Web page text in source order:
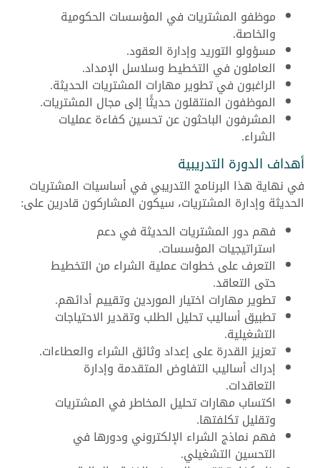
موظفو المشتريات في المؤسسات الحكومية
والخاصة.
مسؤولو التوريد وإدارة العقود.
العاملون في التخطيط وسلاسل الإمداد.
الراغبون في تطوير مهارات المشتريات الحديثة.
الموظفون المنتقلون حديثًا إلى مجال المشتريات.
المشرفون الباحثون عن تحسين كفاءة عمليات
الشراء.
أهداف الدورة التدريبية
في نهاية هذا البرنامج التدريبي في أساسيات المشتريات
الحديثة وإدارة المشتريات، سيكون المشاركون قادرين على:
فهم دور المشتريات الحديثة في دعم
استراتيجيات المؤسسات.
التعرف على خطوات عملية الشراء من التخطيط
حتى التعاقد.
تطوير مهارات اختيار الموردين وتقييم أدائهم.
تطبيق أساليب تحليل الطلب وتقدير الاحتياجات
التشغيلية.
تعزيز القدرة على إعداد وثائق الشراء والعطاءات.
إدراك أساليب التفاوض المتقدمة وإدارة
التعاقدات.
اكتساب مهارات تحليل المخاطر في المشتريات
وتقليل تكلفتها.
فهم نماذج الشراء الإلكتروني ودورها في
التحسين التشغيلي.